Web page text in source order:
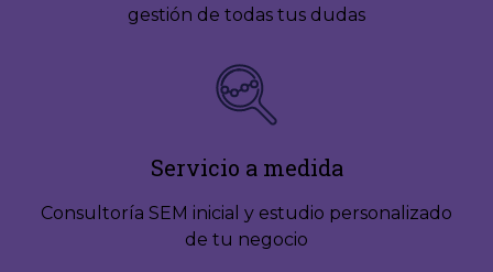
gestión de todas tus dudas
Servicio a medida
Consultoría SEM inicial y estudio personalizado
de tu negocio